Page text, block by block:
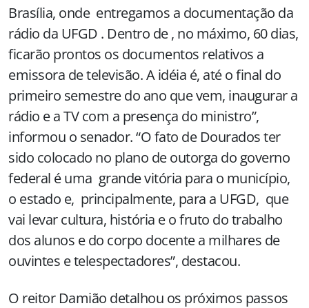
Brasília, onde entregamos a documentação da
rádio da UFGD . Dentro de , no máximo, 60 dias,
ficarão prontos os documentos relativos a
emissora de televisão. A idéia é, até o final do
primeiro semestre do ano que vem, inaugurar a
rádio e a TV com a presença do ministro”,
informou o senador. “O fato de Dourados ter
sido colocado no plano de outorga do governo
federal é uma grande vitória para o município,
o estado e, principalmente, para a UFGD, que
vai levar cultura, história e o fruto do trabalho
dos alunos e do corpo docente a milhares de
ouvintes e telespectadores”, destacou.
O reitor Damião detalhou os próximos passos